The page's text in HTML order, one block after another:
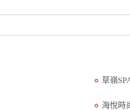
草嶺
海悅時